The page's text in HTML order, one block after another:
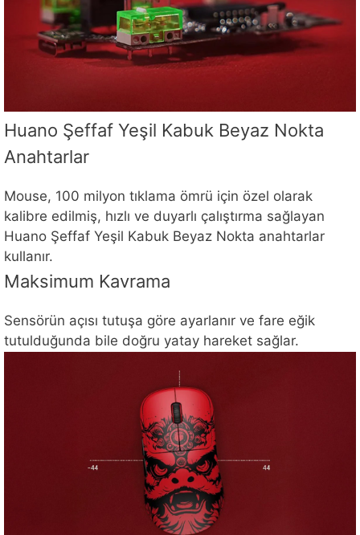
Huano Şeffaf Yeşil Kabuk Beyaz Nokta
Anahtarlar
Mouse, 100 milyon tıklama ömrü için özel olarak
kalibre edilmiş, hızlı ve duyarlı çalıştırma sağlayan
Huano Şeffaf Yeşil Kabuk Beyaz Nokta anahtarlar
kullanır.
Maksimum Kavrama
Sensörün açısı tutuşa göre ayarlanır ve fare eğik
tutulduğunda bile doğru yatay hareket sağlar.